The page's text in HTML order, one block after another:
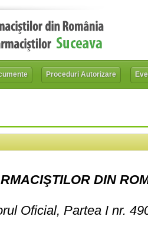
Proceduri Autorizare
DIN
Oficial, Partea I nr.